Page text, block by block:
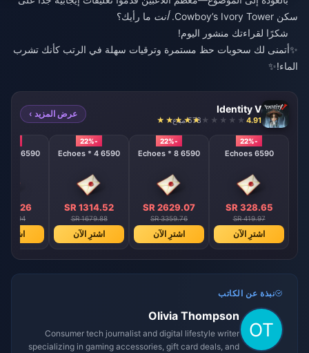
سكن Cowboy’s Ivory Tower.
أنت ما رأيك؟
شكرًا لقراءتك منشور اليوم!
✨أتمنى لك سحوبات حظ مستمرة وترقيات سهلة في الرتب كأنك تشرب
الماء!✨
Identity V
4.91 578 مباع
عرض المزيد ›
-22%
6590 Echoes
SR 328.65
SR 419.97
اشترِ الآن
-22%
6590 Echoes * 8
SR 2629.07
SR 3359.76
اشترِ الآن
-22%
6590 Echoes * 4
SR 1314.52
SR 1679.88
اشترِ الآن
6590 Echoes * 2
657.26
839.94
اشترِ
نبذة عن الكاتب
Olivia Thompson
Consumer tech journalist and digital lifestyle writer
specializing in gaming accessories, gift card deals, and